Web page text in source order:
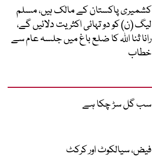
کشمیری پاکستان کے مالک ہیں، مسلم
لیگ (ن) کو دو تہائی اکثریت دلائیں گے،
رانا ثنا اللہ کا ضلع باغ میں جلسہ عام سے
خطاب
سب گل سڑ چکا ہے
فیض، سیالکوٹ اور کرکٹ